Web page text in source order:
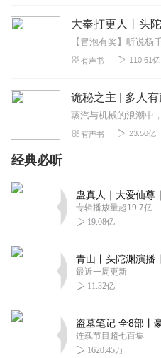
有声书 110.61亿
有声书 23.50亿
经典必听
专辑播放量超19.7亿
19.08亿
最近一周更新
11.32亿
连载节目超七百集
1620.45万